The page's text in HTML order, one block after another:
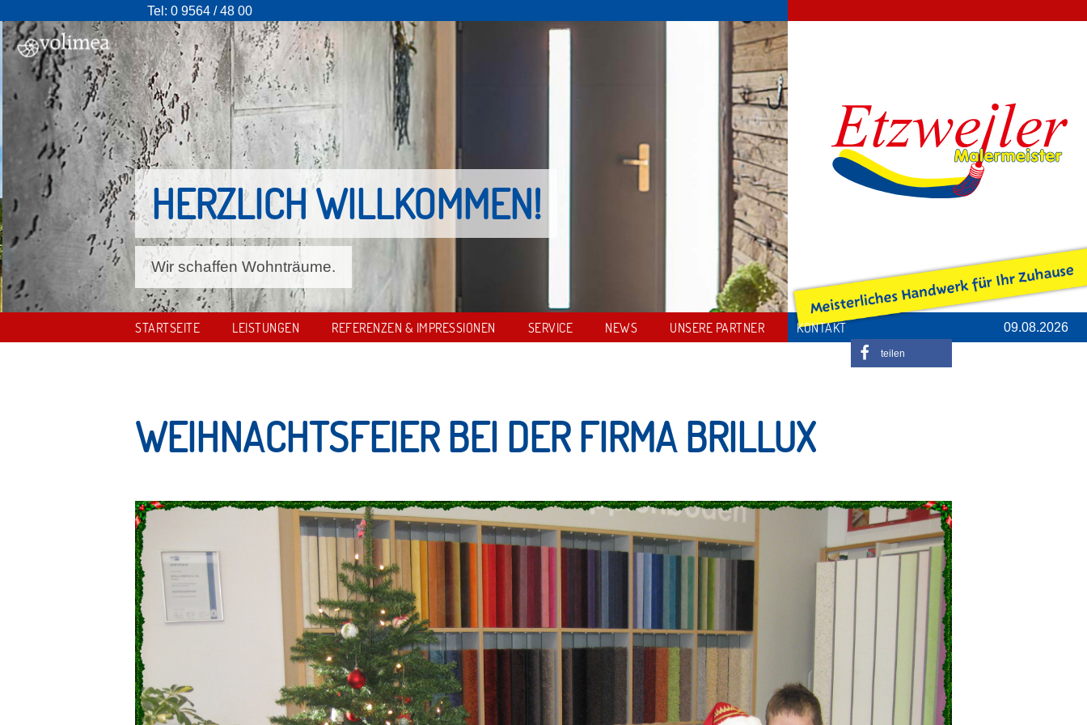
Tel: 0 9564 / 48 00
HERZLICH WILLKOMMEN!
Wir schaffen Wohnträume.
09.08.2026
STARTSEITE LEISTUNGEN REFERENZEN & IMPRESSIONEN SERVICE NEWS UNSERE PARTNER KONTAKT
teilen
WEIHNACHTSFEIER BEI DER FIRMA BRILLUX